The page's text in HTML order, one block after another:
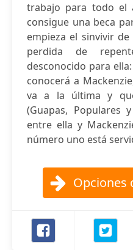
trabajo para todo el
consigue una beca
empieza el sinvivir
perdida de
desconocido para
conocerá a
va a la última y
(Guapas, Populares
entre ella y
número uno está
Opciones